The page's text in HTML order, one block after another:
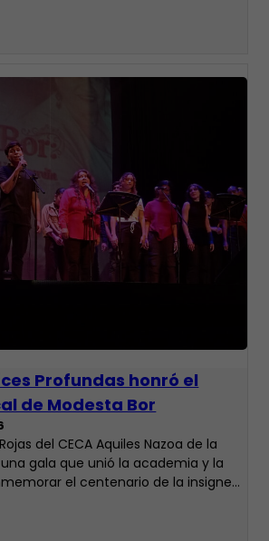
Profundas honró el
de Modesta Bor
del CECA Aquiles Nazoa de la
gala que unió la academia y la
el centenario de la insigne…